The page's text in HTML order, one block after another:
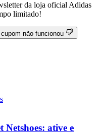
da loja oficial Adidas
limitado!
não funcionou
Netshoes: ative e